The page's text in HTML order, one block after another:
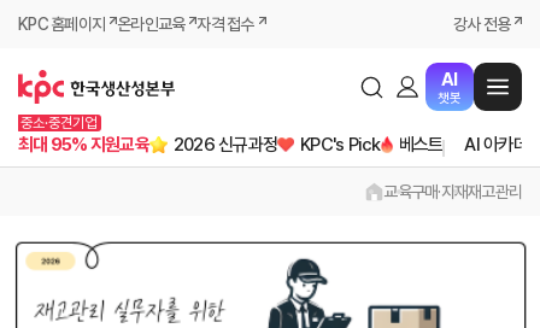
KPC 홈페이지 온라인교육 자격 접수 강사 전용
AI
챗봇
중소·중견기업
최대 95% 지원교육 2026 신규과정 KPC's Pick 베스트 AI 아카데
교육구매·자재재고관리